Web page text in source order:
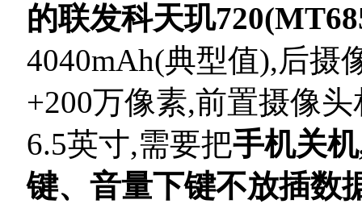
的联发科天玑
4040mAh(典型值),后摄
+200万像素,前置摄像
6.5英寸,需要把手机关
键、音量下键不放插数